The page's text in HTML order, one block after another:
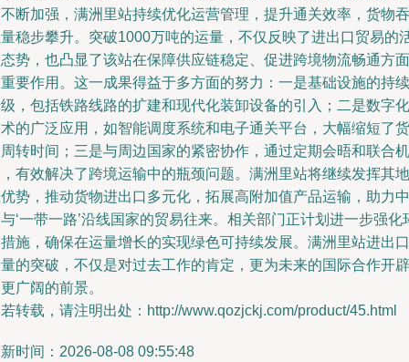
断加强，满洲里站持续优化运营管理，提升通关效率，货物吞
稳步攀升。突破1000万吨的运量，不仅反映了进出口贸易的
势，也凸显了该站在保障供应链稳定、促进跨境物流畅通方面
要作用。这一成果得益于多方面的努力：一是基础设施的持续
，包括铁路线路的扩建和现代化装卸设备的引入；二是数字化
的广泛应用，如智能调度系统和电子通关平台，大幅缩短了货
转时间；三是与周边国家的紧密协作，通过定期会晤和联合机
有效解决了跨境运输中的瓶颈问题。满洲里站将继续发挥其地
势，推动货物进出口多元化，拓展高附加值产品运输，助力中
‘一带一路’沿线国家的贸易往来。相关部门正计划进一步强化
施，确保在运量增长的实现绿色可持续发展。满洲里站进出口
的突破，不仅是对过去工作的肯定，更为未来的国际合作开辟
广阔的前景。
转载，请注明出处：http://www.qozjckj.com/product/45.html
时间：2026-08-08 09:55:48